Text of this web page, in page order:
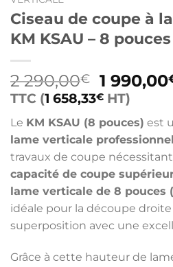
Ciseau de coupe à
KM KSAU – 8 pouces
2 290,00€
Le
prix
initial
était :
2
290,00€.
1 990,00
TTC (1 658,33€ HT)
Le KM KSAU (8 pouces) est
lame verticale professionnel
travaux de coupe nécessitant
capacité de coupe
lame verticale de 8 pouces
idéale pour la découpe
superposition avec une
Grâce à cette hauteur de